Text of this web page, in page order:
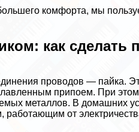
комфорта, мы
как сделать
проводов — пайка.
припоем. При
металлов. В домашних
от